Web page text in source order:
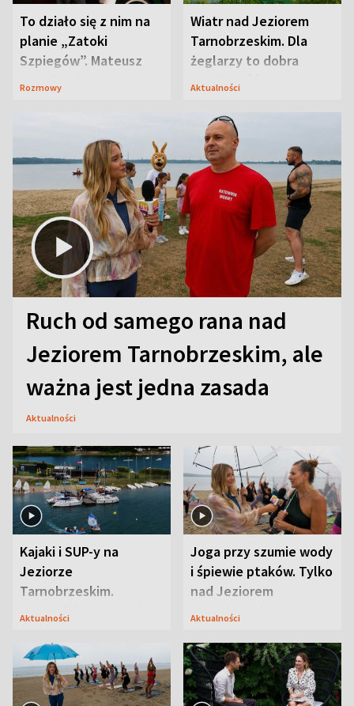
To działo się z nim na
planie „Zatoki
Szpiegów”. Mateusz
Janicki odsłonił
Rozmowy
Wiatr nad Jeziorem
Tarnobrzeskim. Dla
żeglarzy to dobra
wiadomość
Aktualności
Ruch od samego rana nad
Jeziorem Tarnobrzeskim, ale
ważna jest jedna zasada
Aktualności
Kajaki i SUP-y na
Jeziorze
Tarnobrzeskim.
Przyrodnicy zwracają
Aktualności
Joga przy szumie wody
i śpiewie ptaków. Tylko
nad Jeziorem
Tarnobrzeskim
Aktualności